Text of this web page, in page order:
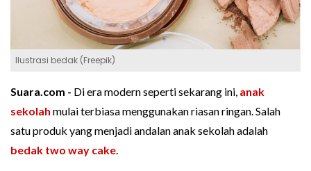
Ilustrasi bedak (Freepik)
Suara.com - Di era modern seperti sekarang ini, anak
sekolah mulai terbiasa menggunakan riasan ringan. Salah
satu produk yang menjadi andalan anak sekolah adalah
bedak two way cake.